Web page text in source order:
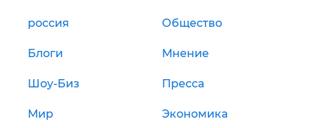
россия Общество
Блоги Мнение
Шоу-Биз Пресса
Мир Экономика